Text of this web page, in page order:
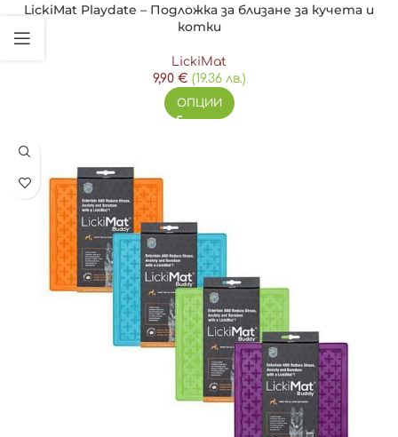
LickiMat Playdate – Подложка за близане за кучета и
котки
LickiMat
9,90 € (19.36 лв.)
ОПЦИИ